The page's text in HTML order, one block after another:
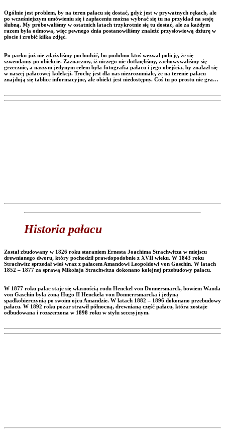
Ogólnie jest problem, by na teren pałacu się dostać, gdyż jest w prywatnych rękach, ale
po wcześniejszym umówieniu się i zapłaceniu można wybrać się tu na przykład na sesję
ślubną. My próbowaliśmy w ostatnich latach trzykrotnie się tu dostać, ale za każdym
razem była odmowa, więc pewnego dnia postanowiliśmy znaleźć przysłowiową dziurę w
płocie i zrobić kilka zdjęć.
Po parku już nie zdążyliśmy pochodzić, bo podobno ktoś wezwał policję, że się
szwendamy po obiekcie. Zaznaczmy, iż niczego nie dotknęliśmy, zachowywaliśmy się
grzecznie, a naszym jedynym celem była fotografia pałacu i jego obejścia, by znalazł się
w naszej pałacowej kolekcji. Trochę jest dla nas niezrozumiałe, że na terenie pałacu
znajdują się tablice informacyjne, ale obiekt jest niedostępny. Coś tu po prostu nie gra…
Historia pałacu
Został zbudowany w 1826 roku staraniem Ernesta Joachima Strachwitza w miejscu
drewnianego dworu, który pochodził prawdopodobnie z XVII wieku. W 1843 roku
Strachwitz sprzedał wieś wraz z pałacem Amandowi Leopoldowi von Gaschin. W latach
1852 – 1877 za sprawą Mikołaja Strachwitza dokonano kolejnej przebudowy pałacu.
W 1877 roku pałac staje się własnością rodu Henckel von Donnersmarck, bowiem Wanda
von Gaschin była żoną Hugo II Henckela von Donnerrsmarcka i jedyną
spadkobierczynią po swoim ojcu Amandzie. W latach 1882 – 1896 dokonano przebudowy
pałacu. W 1892 roku pożar strawił północną, drewnianą część pałacu, która zostaje
odbudowana i rozszerzona w 1898 roku w stylu secesyjnym.